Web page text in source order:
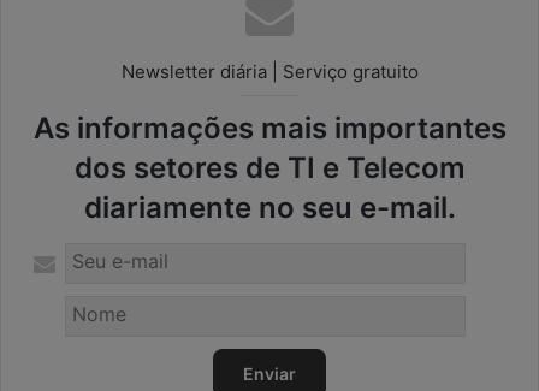
Newsletter diária | Serviço gratuito
As informações mais importantes
dos setores de TI e Telecom
diariamente no seu e-mail.